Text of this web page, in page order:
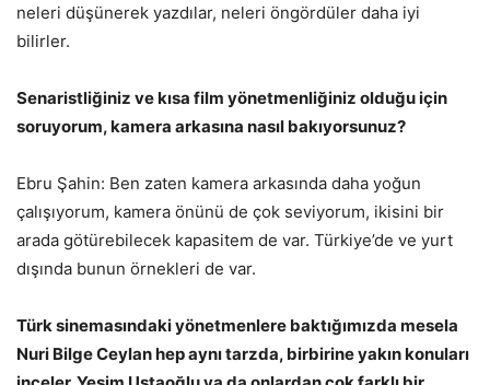
neleri düşünerek yazdılar, neleri öngördüler daha iyi
bilirler.
Senaristliğiniz ve kısa film yönetmenliğiniz olduğu için
soruyorum, kamera arkasına nasıl bakıyorsunuz?
Ebru Şahin: Ben zaten kamera arkasında daha yoğun
çalışıyorum, kamera önünü de çok seviyorum, ikisini bir
arada götürebilecek kapasitem de var. Türkiye’de ve yurt
dışında bunun örnekleri de var.
Türk sinemasındaki yönetmenlere baktığımızda mesela
Nuri Bilge Ceylan hep aynı tarzda, birbirine yakın konuları